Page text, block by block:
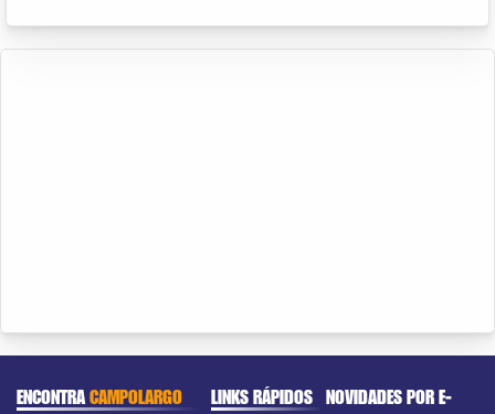
ENCONTRACAMPOLARGO LINKS RÁPIDOS NOVIDADES POR E-